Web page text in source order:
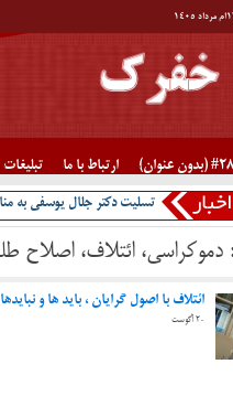
عنوان) ارتباط با ما تبلیغات
تسلیت دکتر جلال یوسفی به
دموکراسی، ائتلاف، اصلاح
ائتلاف با اصول گرایان ، باید ها و نبایدها
20 آگوست